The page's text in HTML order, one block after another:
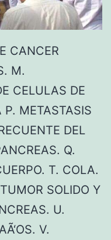
CANCER
M.
CELULAS DE
P. METASTASIS
DEL
Q.
T. COLA.
SOLIDO Y
U.
V.